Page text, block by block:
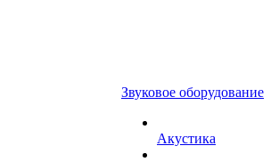
Звуковое оборудование
Акустика